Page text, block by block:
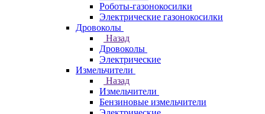
Роботы-газонокосилки
Электрические газонокосилки
Дровоколы
Назад
Дровоколы
Электрические
Измельчители
Назад
Измельчители
Бензиновые измельчители